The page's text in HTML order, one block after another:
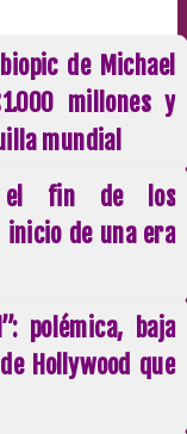
de Michael
millones y
mundial
el fin de los
inicio de una era
polémica, baja
Hollywood que